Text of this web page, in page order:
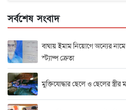
সর্বশেষ সংবাদ
বাঘায় ইমাম নিয়োগে অন্যের
স্ট্যাম্প ক্রেতা
মুক্তিযোদ্ধার ছেলে ও ছেলের স্ত্রীর